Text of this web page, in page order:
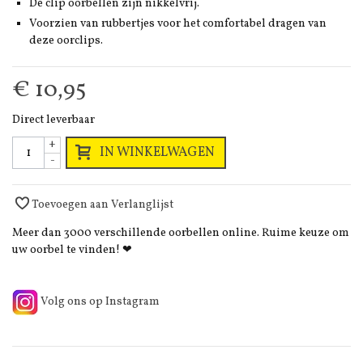
De clip oorbellen zijn nikkelvrij.
Voorzien van rubbertjes voor het comfortabel dragen van
deze oorclips.
€ 10,95
Direct leverbaar
-
+ IN WINKELWAGEN
Toevoegen aan Verlanglijst
Meer dan 3000 verschillende oorbellen online. Ruime keuze om
uw oorbel te vinden! ❤
Volg ons op Instagram